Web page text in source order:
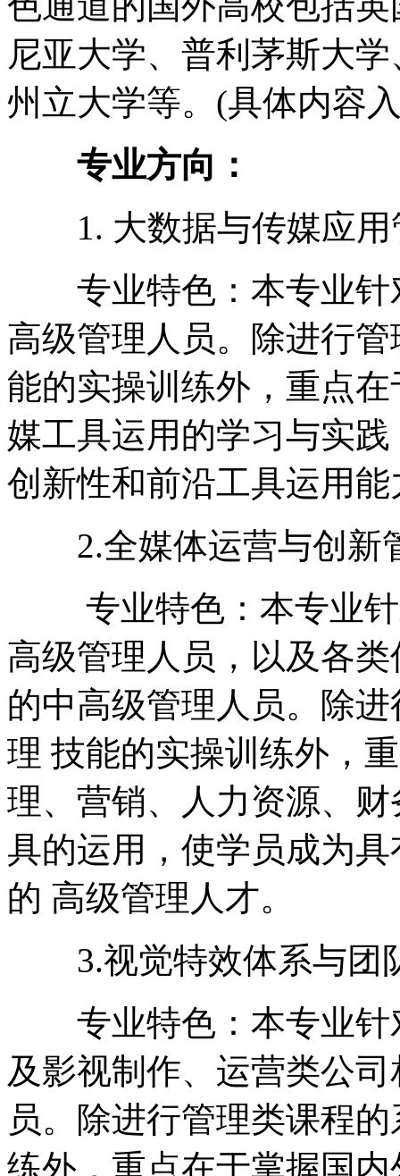
尼亚大学、普利茅斯大
州立大学等。(具体内容
专业方向：
1. 大数据与传媒应用
专业特色：本专业针
高级管理人员。除进行
能的实操训练外，重点
媒工具运用的学习与实
创新性和前沿工具运用
2.全媒体运营与创新
专业特色：本专业针
高级管理人员，以及各
的中高级管理人员。除
理 技能的实操训练外，
理、营销、人力资源、
具的运用，使学员成为
的 高级管理人才。
3.视觉特效体系与团
专业特色：本专业针
及影视制作、运营类公
员。除进行管理类课程
练外，重点在于掌握国